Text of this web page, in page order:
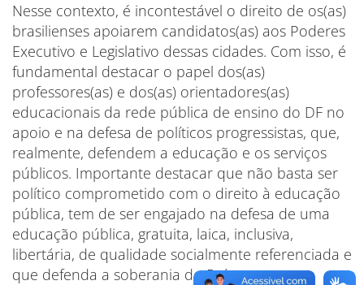
Nesse contexto, é incontestável o direito de os(as)
brasilienses apoiarem candidatos(as) aos Poderes
Executivo e Legislativo dessas cidades. Com isso, é
fundamental destacar o papel dos(as)
professores(as) e dos(as) orientadores(as)
educacionais da rede pública de ensino do DF no
apoio e na defesa de políticos progressistas, que,
realmente, defendem a educação e os serviços
públicos. Importante destacar que não basta ser
político comprometido com o direito à educação
pública, tem de ser engajado na defesa de uma
educação pública, gratuita, laica, inclusiva,
libertária, de qualidade socialmente referenciada e
que defenda a soberania do País.